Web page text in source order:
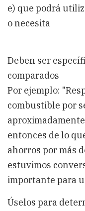
e) que podrá
o necesita
Deben ser
comparados
Por ejemplo:
combustible por
entonces de lo
ahorros por más
estuvimos
importante para
Úselos para